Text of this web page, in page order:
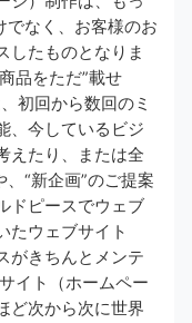
でなく、お客様のお
したものとなりま
品をただ”載せ
初回から数回のミ
、今しているビジ
えたり、または全
、“新企画”のご提案
ドピースでウェブ
たウェブサイト
がきちんとメンテ
イト（ホームペー
ど次から次に世界